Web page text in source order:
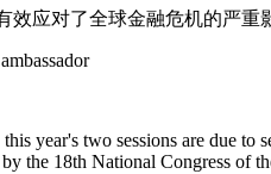
效应对了全球金融危机的严
year's two sessions are due
the 18th National Congress of